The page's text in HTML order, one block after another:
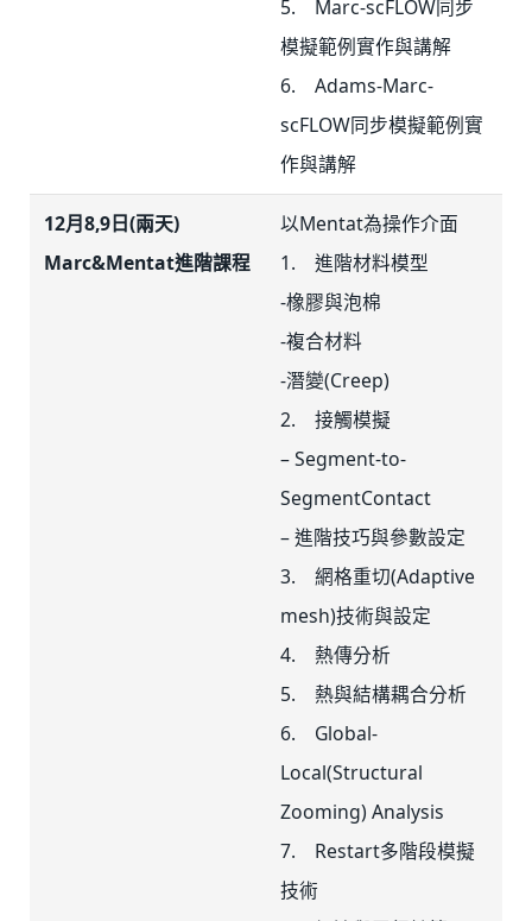
5. Marc-scFLOW同步
模擬範例實作與講解
6. Adams-Marc-
scFLOW同步模擬範例實
作與講解
12月8,9日(兩天)
Marc&Mentat進階課程
以Mentat為操作介面
1. 進階材料模型
-橡膠與泡棉
-複合材料
-潛變(Creep)
2. 接觸模擬
– Segment-to-
SegmentContact
– 進階技巧與參數設定
3. 網格重切(Adaptive
mesh)技術與設定
4. 熱傳分析
5. 熱與結構耦合分析
6. Global-
Local(Structural
Zooming) Analysis
7. Restart多階段模擬
技術